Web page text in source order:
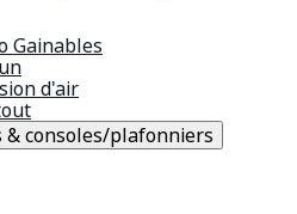
Gainables
d'air
& consoles/plafonniers